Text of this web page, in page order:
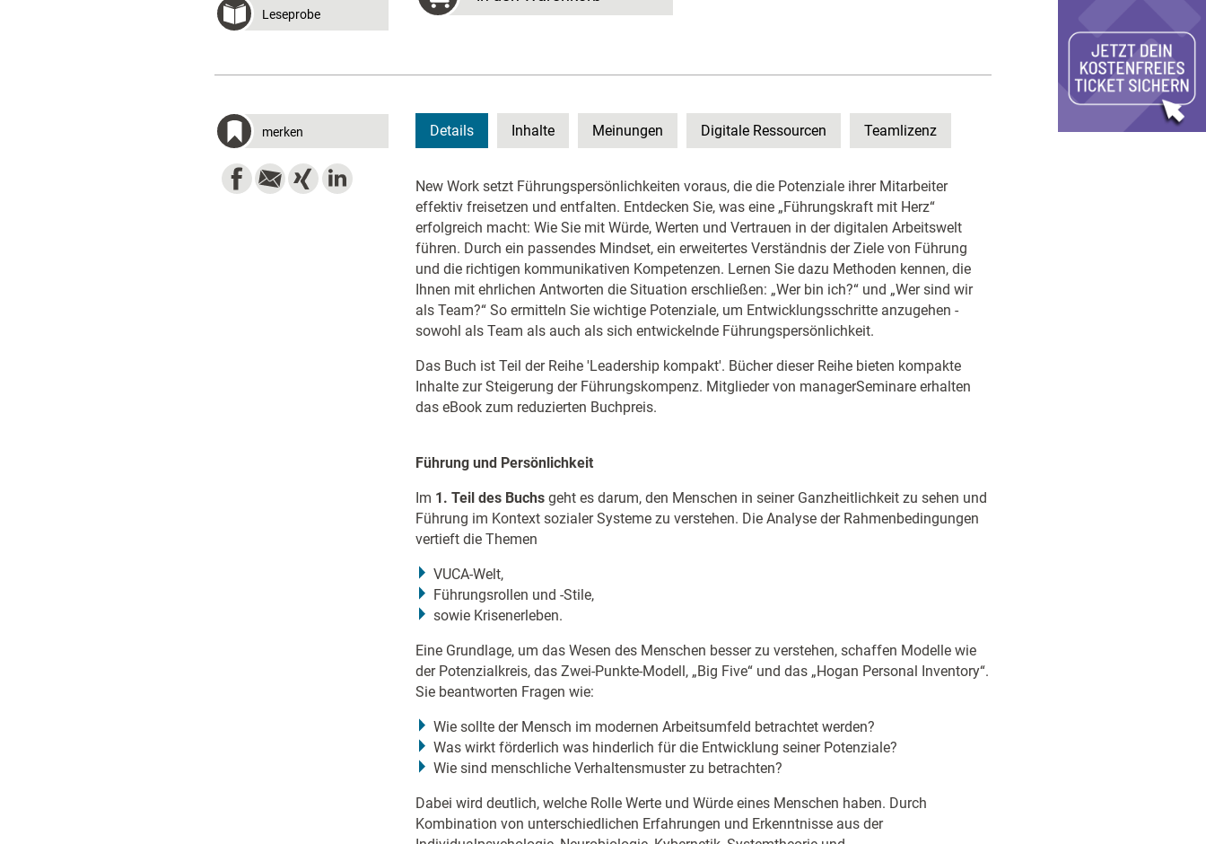
Leseprobe
Details Inhalte Meinungen Digitale Ressourcen Teamlizenz
New Work setzt Führungspersönlichkeiten voraus, die die Potenziale ihrer Mitarbeiter
effektiv freisetzen und entfalten. Entdecken Sie, was eine „Führungskraft mit Herz“
erfolgreich macht: Wie Sie mit Würde, Werten und Vertrauen in der digitalen Arbeitswelt
führen. Durch ein passendes Mindset, ein erweitertes Verständnis der Ziele von Führung
und die richtigen kommunikativen Kompetenzen. Lernen Sie dazu Methoden kennen, die
Ihnen mit ehrlichen Antworten die Situation erschließen: „Wer bin ich?“ und „Wer sind wir
als Team?“ So ermitteln Sie wichtige Potenziale, um Entwicklungsschritte anzugehen -
sowohl als Team als auch als sich entwickelnde Führungspersönlichkeit.
Das Buch ist Teil der Reihe 'Leadership kompakt'. Bücher dieser Reihe bieten kompakte
Inhalte zur Steigerung der Führungskompenz. Mitglieder von managerSeminare erhalten
das eBook zum reduzierten Buchpreis.
Führung und Persönlichkeit
Im 1. Teil des Buchs geht es darum, den Menschen in seiner Ganzheitlichkeit zu sehen und
Führung im Kontext sozialer Systeme zu verstehen. Die Analyse der Rahmenbedingungen
vertieft die Themen
VUCA-Welt,
Führungsrollen und -Stile,
sowie Krisenerleben.
Eine Grundlage, um das Wesen des Menschen besser zu verstehen, schaffen Modelle wie
der Potenzialkreis, das Zwei-Punkte-Modell, „Big Five“ und das „Hogan Personal Inventory“.
Sie beantworten Fragen wie:
Wie sollte der Mensch im modernen Arbeitsumfeld betrachtet werden?
Was wirkt förderlich was hinderlich für die Entwicklung seiner Potenziale?
Wie sind menschliche Verhaltensmuster zu betrachten?
Dabei wird deutlich, welche Rolle Werte und Würde eines Menschen haben. Durch
Kombination von unterschiedlichen Erfahrungen und Erkenntnisse aus der
merken